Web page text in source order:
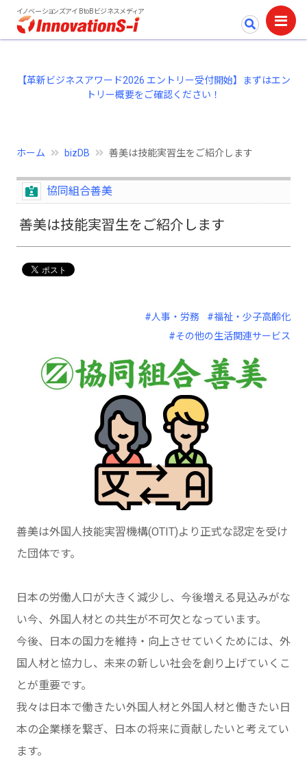
イノベーションズアイ BtoBビジネスメディア
【革新ビジネスアワード2026 エントリー受付開始】まずはエン
トリー概要をご確認ください！
ホーム bizDB 善美は技能実習生をご紹介します
協同組合善美
善美は技能実習生をご紹介します
#人事・労務
#福祉・少子高齢化
#その他の生活関連サービス
善美は外国人技能実習機構(OTIT)より正式な認定を受け
た団体です。
日本の労働人口が大きく減少し、今後増える見込みがな
い今、外国人材との共生が不可欠となっています。
今後、日本の国力を維持・向上させていくためには、外
国人材と協力し、未来の新しい社会を創り上げていくこ
とが重要です。
我々は日本で働きたい外国人材と外国人材と働きたい日
本の企業様を繋ぎ、日本の将来に貢献したいと考えてい
ます。